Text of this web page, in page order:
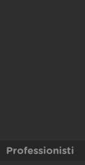
Professionisti